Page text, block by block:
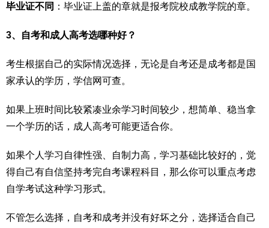
毕业证不同 ：毕业证上盖的章就是报考院校成教学院的章。
3、自考和成人高考选哪种好？
考生根据自己的实际情况选择，无论是自考还是成考都是国
家承认的学历，学信网可查。
如果上班时间比较紧凑业余学习时间较少，想简单、稳当拿
一个学历的话，成人高考可能更适合你。
如果个人学习自律性强、自制力高，学习基础比较好的，觉
得自己有自信坚持考完自考课程科目，那么你可以重点考虑
自学考试这种学习形式。
不管怎么选择，自考和成考并没有好坏之分，选择适合自己